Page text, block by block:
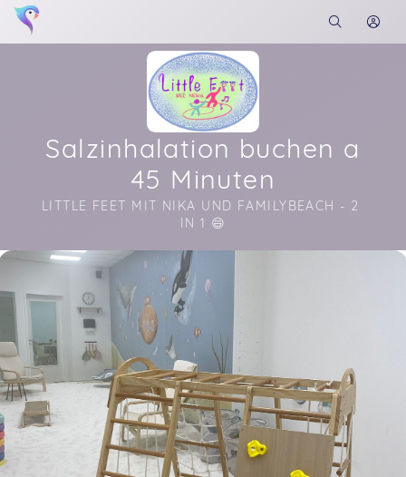
Salzinhalation buchen a
45 Minuten
LITTLE FEET MIT NIKA UND FAMILYBEACH - 2
IN 1 😄
Soon you will learn more about me here...